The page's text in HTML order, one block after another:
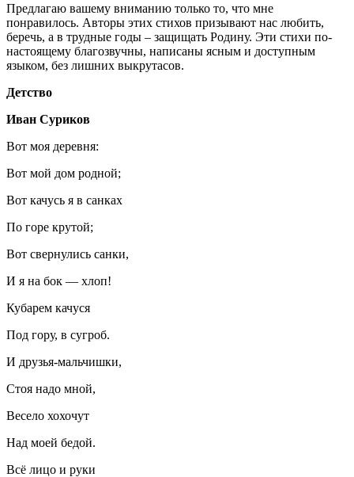
Предлагаю вашему вниманию только то, что мне
понравилось. Авторы этих стихов призывают нас любить,
беречь, а в трудные годы – защищать Родину. Эти стихи по-
настоящему благозвучны, написаны ясным и доступным
языком, без лишних выкрутасов.
Детство
Иван Суриков
Вот моя деревня:
Вот мой дом родной;
Вот качусь я в санках
По горе крутой;
Вот свернулись санки,
И я на бок — хлоп!
Кубарем качуся
Под гору, в сугроб.
И друзья-мальчишки,
Стоя надо мной,
Весело хохочут
Над моей бедой.
Всё лицо и руки